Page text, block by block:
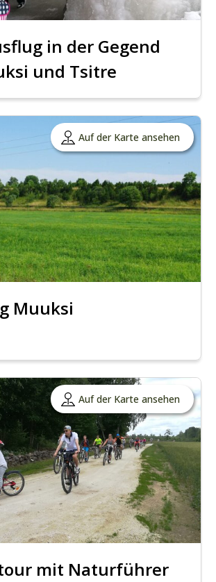
in der Gegend
und Tsitre
Auf der Karte ansehen
Muuksi
Auf der Karte ansehen
mit Naturführer